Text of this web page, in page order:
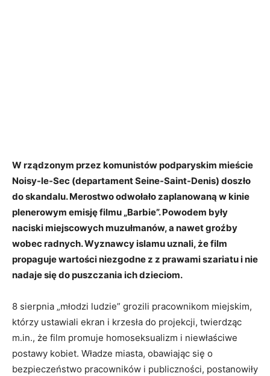
W rządzonym przez komunistów podparyskim mieście
Noisy-le-Sec (departament Seine-Saint-Denis) doszło
do skandalu. Merostwo odwołało zaplanowaną w kinie
plenerowym emisję filmu „Barbie”. Powodem były
naciski miejscowych muzułmanów, a nawet groźby
wobec radnych. Wyznawcy islamu uznali, że film
propaguje wartości niezgodne z z prawami szariatu i nie
nadaje się do puszczania ich dzieciom.
8 sierpnia „młodzi ludzie” grozili pracownikom miejskim,
którzy ustawiali ekran i krzesła do projekcji, twierdząc
m.in., że film promuje homoseksualizm i niewłaściwe
postawy kobiet. Władze miasta, obawiając się o
bezpieczeństwo pracowników i publiczności, postanowiły